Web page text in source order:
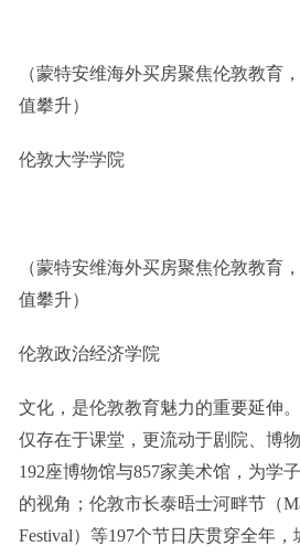
（蒙特安维海外买房聚焦伦敦教育
值攀升）
伦敦大学学院
（蒙特安维海外买房聚焦伦敦教育
值攀升）
伦敦政治经济学院
文化，是伦敦教育魅力的重要延伸
仅存在于课堂，更流动于剧院、博
192座博物馆与857家美术馆，为学
的视角；伦敦市长泰晤士河畔节（
Festival）等197个节日庆贯穿全年